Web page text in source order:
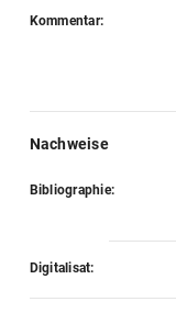
Kommentar:
Nachweise
Bibliographie:
Digitalisat: